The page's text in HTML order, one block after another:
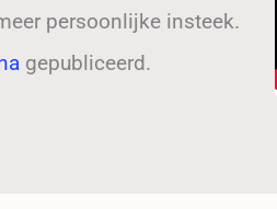
persoonlijke insteek.
gepubliceerd.